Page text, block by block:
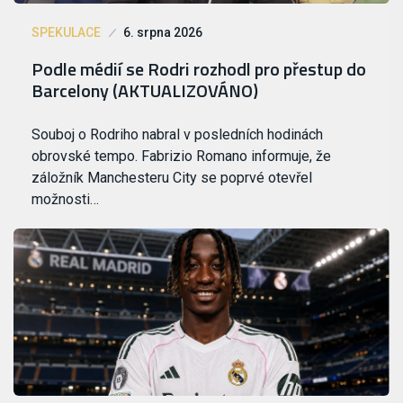
SPEKULACE 6. srpna 2026
Podle médií se Rodri rozhodl pro přestup do
Barcelony (AKTUALIZOVÁNO)
Souboj o Rodriho nabral v posledních hodinách
obrovské tempo. Fabrizio Romano informuje, že
záložník Manchesteru City se poprvé otevřel
možnosti…